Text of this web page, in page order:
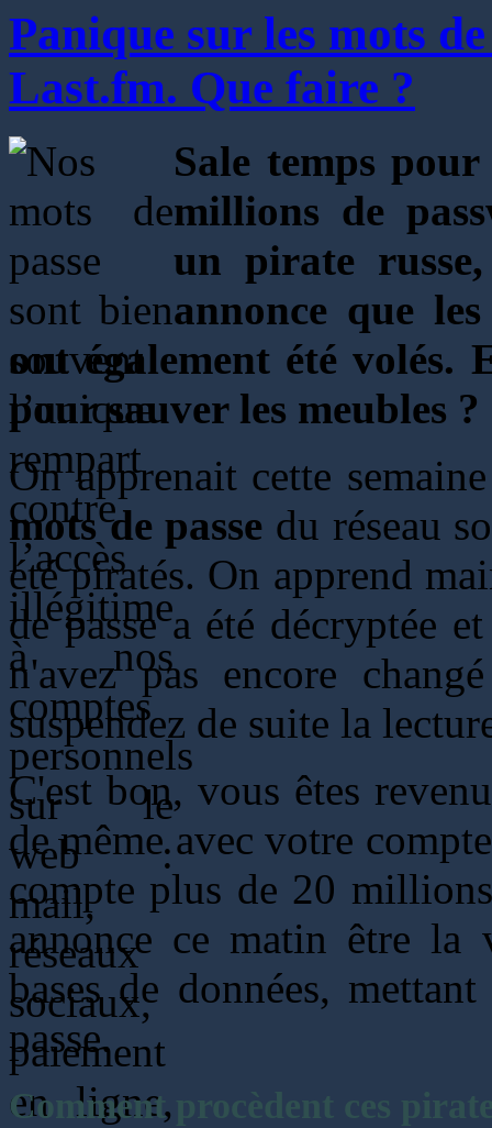
Panique sur les mots
Last.fm. Que faire ?
Sale temps
millions de
un pirate
annonce que
ont également été
pour sauver les meubles ?
On apprenait cette
mots de passe du réseau
été piratés. On apprend
de passe a été décryptée
n'avez pas encore
suspendez de suite la
C'est bon, vous êtes
de même avec votre
compte plus de 20
annonce ce matin être la
bases de données,
passe.
Comment procèdent ces